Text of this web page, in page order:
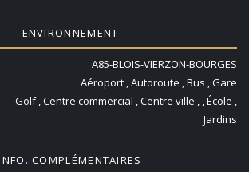
ENVIRONNEMENT
A85-BLOIS-VIERZON-BOURGES
Aéroport , Autoroute , Bus , Gare
Golf , Centre commercial , Centre ville , , École ,
Jardins
INFO. COMPLÉMENTAIRES